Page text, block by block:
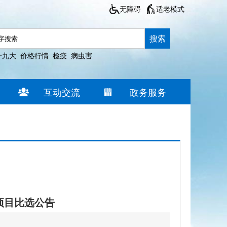
无障碍 适老模式
搜索
九大 价格行情 检疫 病虫害
互动交流 政务服务
目比选公告